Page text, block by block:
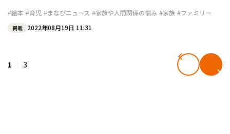
#絵本 #育児 #まなびニュース #家族や人間関係の悩み #家族 #ファミリー
掲載 2022年08月19日 11:31
1 3